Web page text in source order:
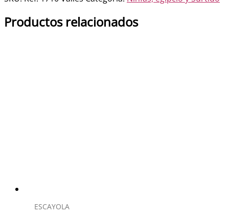
Productos relacionados
ESCAYOLA